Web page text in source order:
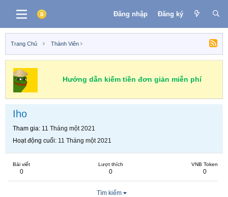
Đăng nhập Đăng ký
Trang Chủ Thành Viên
Hướng dẫn kiếm tiền đơn giản miễn phí
Iho
Tham gia 11 Tháng một 2021
Hoạt động cuối 11 Tháng một 2021
Bài viết
0
Lượt thích
0
VNB Token
0
Tìm kiếm